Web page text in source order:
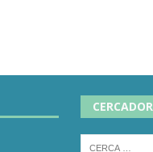
CERCADOR